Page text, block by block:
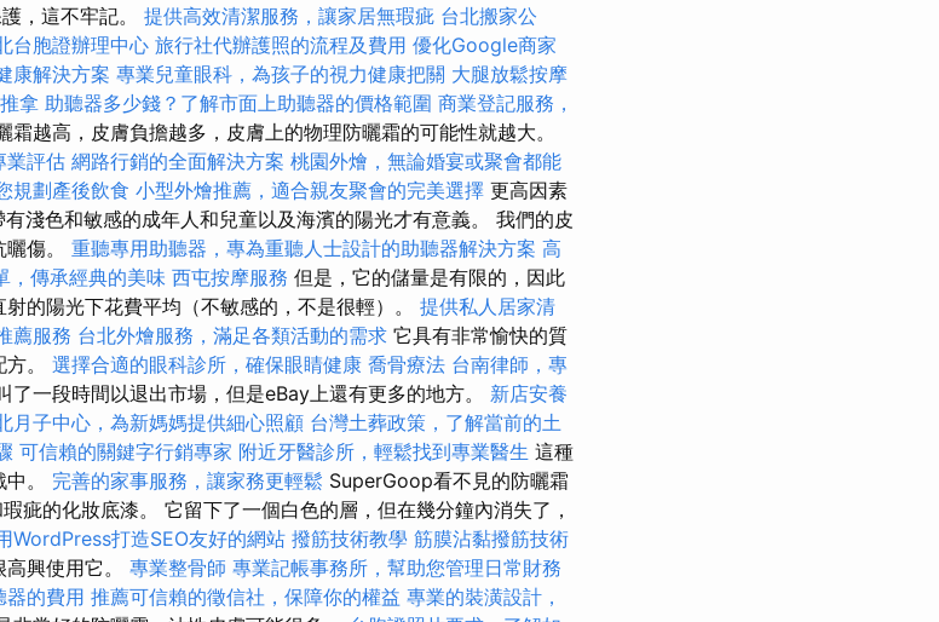
，這不牢記。 提供高效清潔服務，讓家居無瑕疵 台北搬家公
台胞證辦理中心 旅行社代辦護照的流程及費用 優化Google商家
康解決方案 專業兒童眼科，為孩子的視力健康把關 大腿放鬆按摩
拿 助聽器多少錢？了解市面上助聽器的價格範圍 商業登記服務，
霜越高，皮膚負擔越多，皮膚上的物理防曬霜的可能性就越大。
業評估 網路行銷的全面解決方案 桃園外燴，無論婚宴或聚會都能
規劃產後飲食 小型外燴推薦，適合親友聚會的完美選擇 更高因素
淺色和敏感的成年人和兒童以及海濱的陽光才有意義。 我們的皮
傷。 重聽專用助聽器，專為重聽人士設計的助聽器解決方案 高
，傳承經典的美味 西屯按摩服務 但是，它的儲量是有限的，因此
的陽光下花費平均（不敏感的，不是很輕）。 提供私人居家清
薦服務 台北外燴服務，滿足各類活動的需求 它具有非常愉快的質
。 選擇合適的眼科診所，確保眼睛健康 喬骨療法 台南律師，專
了一段時間以退出市場，但是eBay上還有更多的地方。 新店安養
月子中心，為新媽媽提供細心照顧 台灣土葬政策，了解當前的土
可信賴的關鍵字行銷專家 附近牙醫診所，輕鬆找到專業醫生 這種
。 完善的家事服務，讓家務更輕鬆 SuperGoop看不見的防曬霜
疵的化妝底漆。 它留下了一個白色的層，但在幾分鐘內消失了，
WordPress打造SEO友好的網站 撥筋技術教學 筋膜沾黏撥筋技術
興使用它。 專業整骨師 專業記帳事務所，幫助您管理日常財務
器的費用 推薦可信賴的徵信社，保障你的權益 專業的裝潢設計，